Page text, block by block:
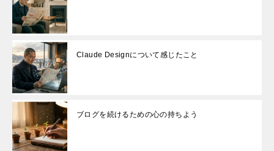
Claude Designについて感じたこと
ブログを続けるための心の持ちよう